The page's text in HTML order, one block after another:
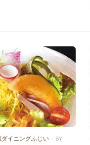
ダイニングふじい · BY